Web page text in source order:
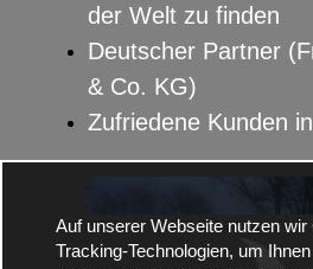
der Welt zu finden
Deutscher Partner
& Co. KG)
Zufriedene Kunden
Auf unserer Webseite nutzen wir
Tracking-Technologien, um